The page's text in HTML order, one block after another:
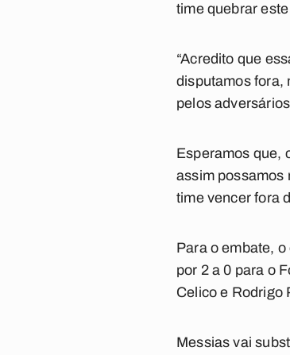
time quebrar
“Acredito que
disputamos fora,
pelos
Esperamos que,
assim possamos
time vencer fora
Para o embate,
por 2 a 0 para o
Celico e Rodrigo
Messias vai